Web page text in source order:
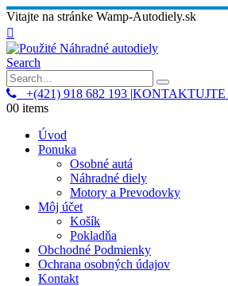
Vitajte na stránke Wamp-Autodiely.sk
Search
+(421) 918 682 193 |KONTAKTUJTE
00 items
Úvod
Ponuka
Osobné autá
Náhradné diely
Motory a Prevodovky
Môj účet
Košík
Pokladňa
Obchodné Podmienky
Ochrana osobných údajov
Kontakt